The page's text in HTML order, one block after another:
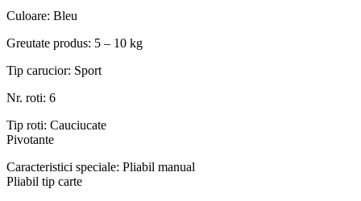
Culoare: Bleu
Greutate produs: 5 – 10 kg
Tip carucior: Sport
Nr. roti: 6
Tip roti: Cauciucate
Pivotante
Caracteristici speciale: Pliabil manual
Pliabil tip carte